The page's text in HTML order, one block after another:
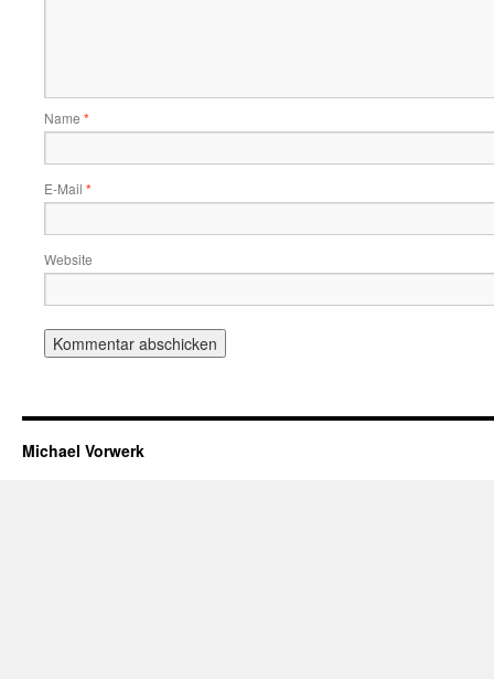
Name *
E-Mail *
Website
Michael Vorwerk